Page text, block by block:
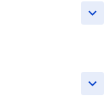
keyboard_arrow_down
keyboard_arrow_down